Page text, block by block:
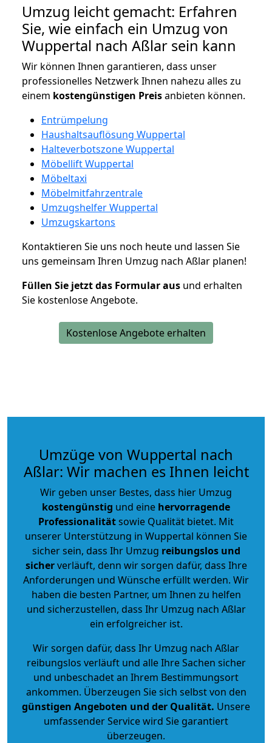
Umzug leicht gemacht: Erfahren
Sie, wie einfach ein Umzug von
Wuppertal nach Aßlar sein kann
Wir können Ihnen garantieren, dass unser
professionelles Netzwerk Ihnen nahezu alles zu
einem kostengünstigen Preisanbieten können.
Entrümpelung
Haushaltsauflösung Wuppertal
Halteverbotszone Wuppertal
Möbellift Wuppertal
Möbeltaxi
Möbelmitfahrzentrale
Umzugshelfer Wuppertal
Umzugskartons
Kontaktieren Sie uns noch heute und lassen Sie
uns gemeinsam Ihren Umzug nach Aßlar planen!
Füllen Sie jetzt das Formular aus und erhalten
Sie kostenlose Angebote.
Kostenlose Angebote erhalten
Umzüge von Wuppertal nach
Aßlar: Wir machen es Ihnen leicht
Wir geben unser Bestes, dass hier Umzug
kostengünstig und eine hervorragende
Professionalitätsowie Qualität bietet. Mit
unserer Unterstützung in Wuppertal können Sie
sicher sein, dass Ihr Umzug reibungslos und
sicherverläuft, denn wir sorgen dafür, dass Ihre
Anforderungen und Wünsche erfüllt werden. Wir
haben die besten Partner, um Ihnen zu helfen
und sicherzustellen, dass Ihr Umzug nach Aßlar
ein erfolgreicher ist.
Wir sorgen dafür, dass Ihr Umzug nach Aßlar
reibungslos verläuft und alle Ihre Sachen sicher
und unbeschadet an Ihrem Bestimmungsort
ankommen. Überzeugen Sie sich selbst von den
günstigen Angeboten und der Qualität. Unsere
umfassender Service wird Sie garantiert
überzeugen.